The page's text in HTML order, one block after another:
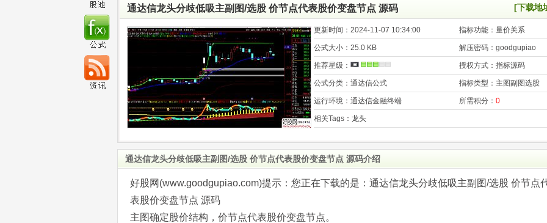
通达信龙头分歧低吸主副图/选股 价节点代表股价变盘节点 源码 [下载地
更新时间： 2024-11-07 10:34:00 指标功能： 量价关系
公式大小： 25.0 KB 解压密码： goodgupiao
推荐星级： 授权方式： 指标源码
公式分类： 通达信公式 指标类型： 主图副图选股
运行环境： 通达信金融终端 所需积分： 0
相关Tags： 龙头
通达信龙头分歧低吸主副图/选股 价节点代表股价变盘节点 源码介绍
好股网(www.goodgupiao.com)提示：您正在下载的是：通达信龙头分歧低吸主副图/选股 价节点
表股价变盘节点 源码
主图确定股价结构，价节点代表股价变盘节点。